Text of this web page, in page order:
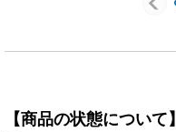
【商品の状態について】